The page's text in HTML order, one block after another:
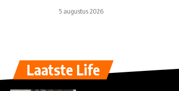
5 augustus 2026
Laatste Life